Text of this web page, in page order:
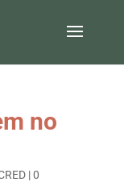
no
|0